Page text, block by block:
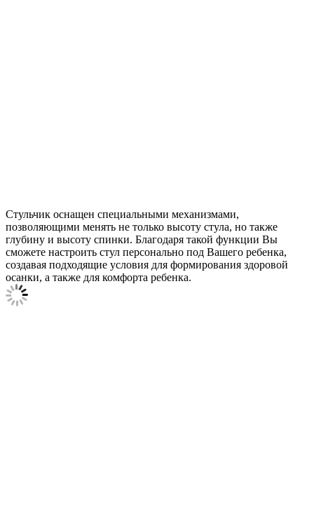
Стульчик оснащен специальными механизмами,
позволяющими менять не только высоту стула, но также
глубину и высоту спинки. Благодаря такой функции Вы
сможете настроить стул персонально под Вашего ребенка,
создавая подходящие условия для формирования здоровой
осанки, а также для комфорта ребенка.